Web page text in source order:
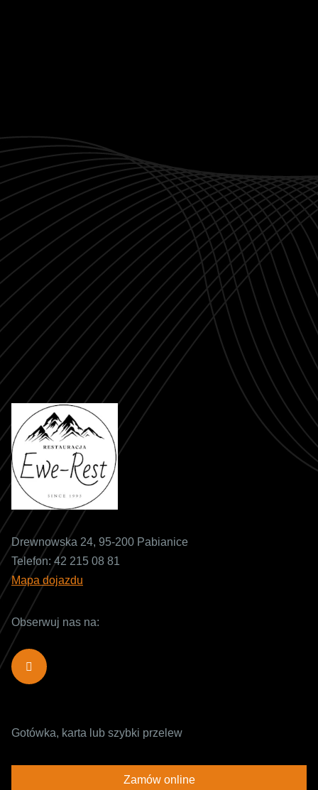
Drewnowska 24, 95-200 Pabianice
Telefon: 42 215 08 81
Mapa dojazdu
Obserwuj nas na:
Gotówka, karta lub szybki przelew
Zamów online